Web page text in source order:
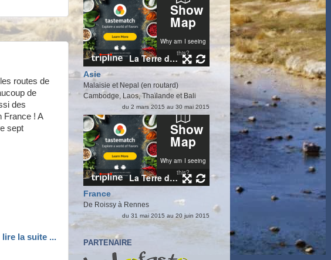
routes de
de
des
France ! A
sept
lire la suite ...
Asie
Malaisie et Nepal (en routard)
Cambodge, Laos, Thaïlande et Bali
du 2 mars 2015 au 30 mai 2015
France
De Roissy à Rennes
du 31 mai 2015 au 20 juin 2015
PARTENAIRE